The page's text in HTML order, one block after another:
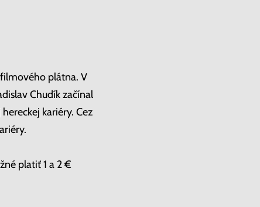
plátna. V
Chudík začínal
kariéry. Cez
platiť 1 a 2 €